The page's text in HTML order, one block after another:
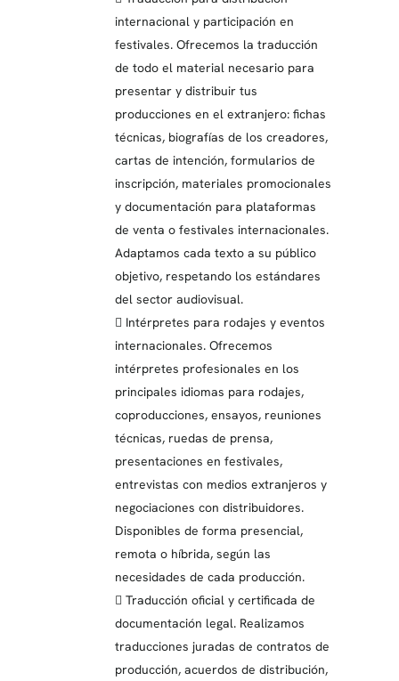
internacional y participación en
festivales. Ofrecemos la traducción
de todo el material necesario para
presentar y distribuir tus
producciones en el extranjero: fichas
técnicas, biografías de los creadores,
cartas de intención, formularios de
inscripción, materiales promocionales
y documentación para plataformas
de venta o festivales internacionales.
Adaptamos cada texto a su público
objetivo, respetando los estándares
del sector audiovisual.
 Intérpretes para rodajes y eventos
internacionales. Ofrecemos
intérpretes profesionales en los
principales idiomas para rodajes,
coproducciones, ensayos, reuniones
técnicas, ruedas de prensa,
presentaciones en festivales,
entrevistas con medios extranjeros y
negociaciones con distribuidores.
Disponibles de forma presencial,
remota o híbrida, según las
necesidades de cada producción.
 Traducción oficial y certificada de
documentación legal. Realizamos
traducciones juradas de contratos de
producción, acuerdos de distribución,